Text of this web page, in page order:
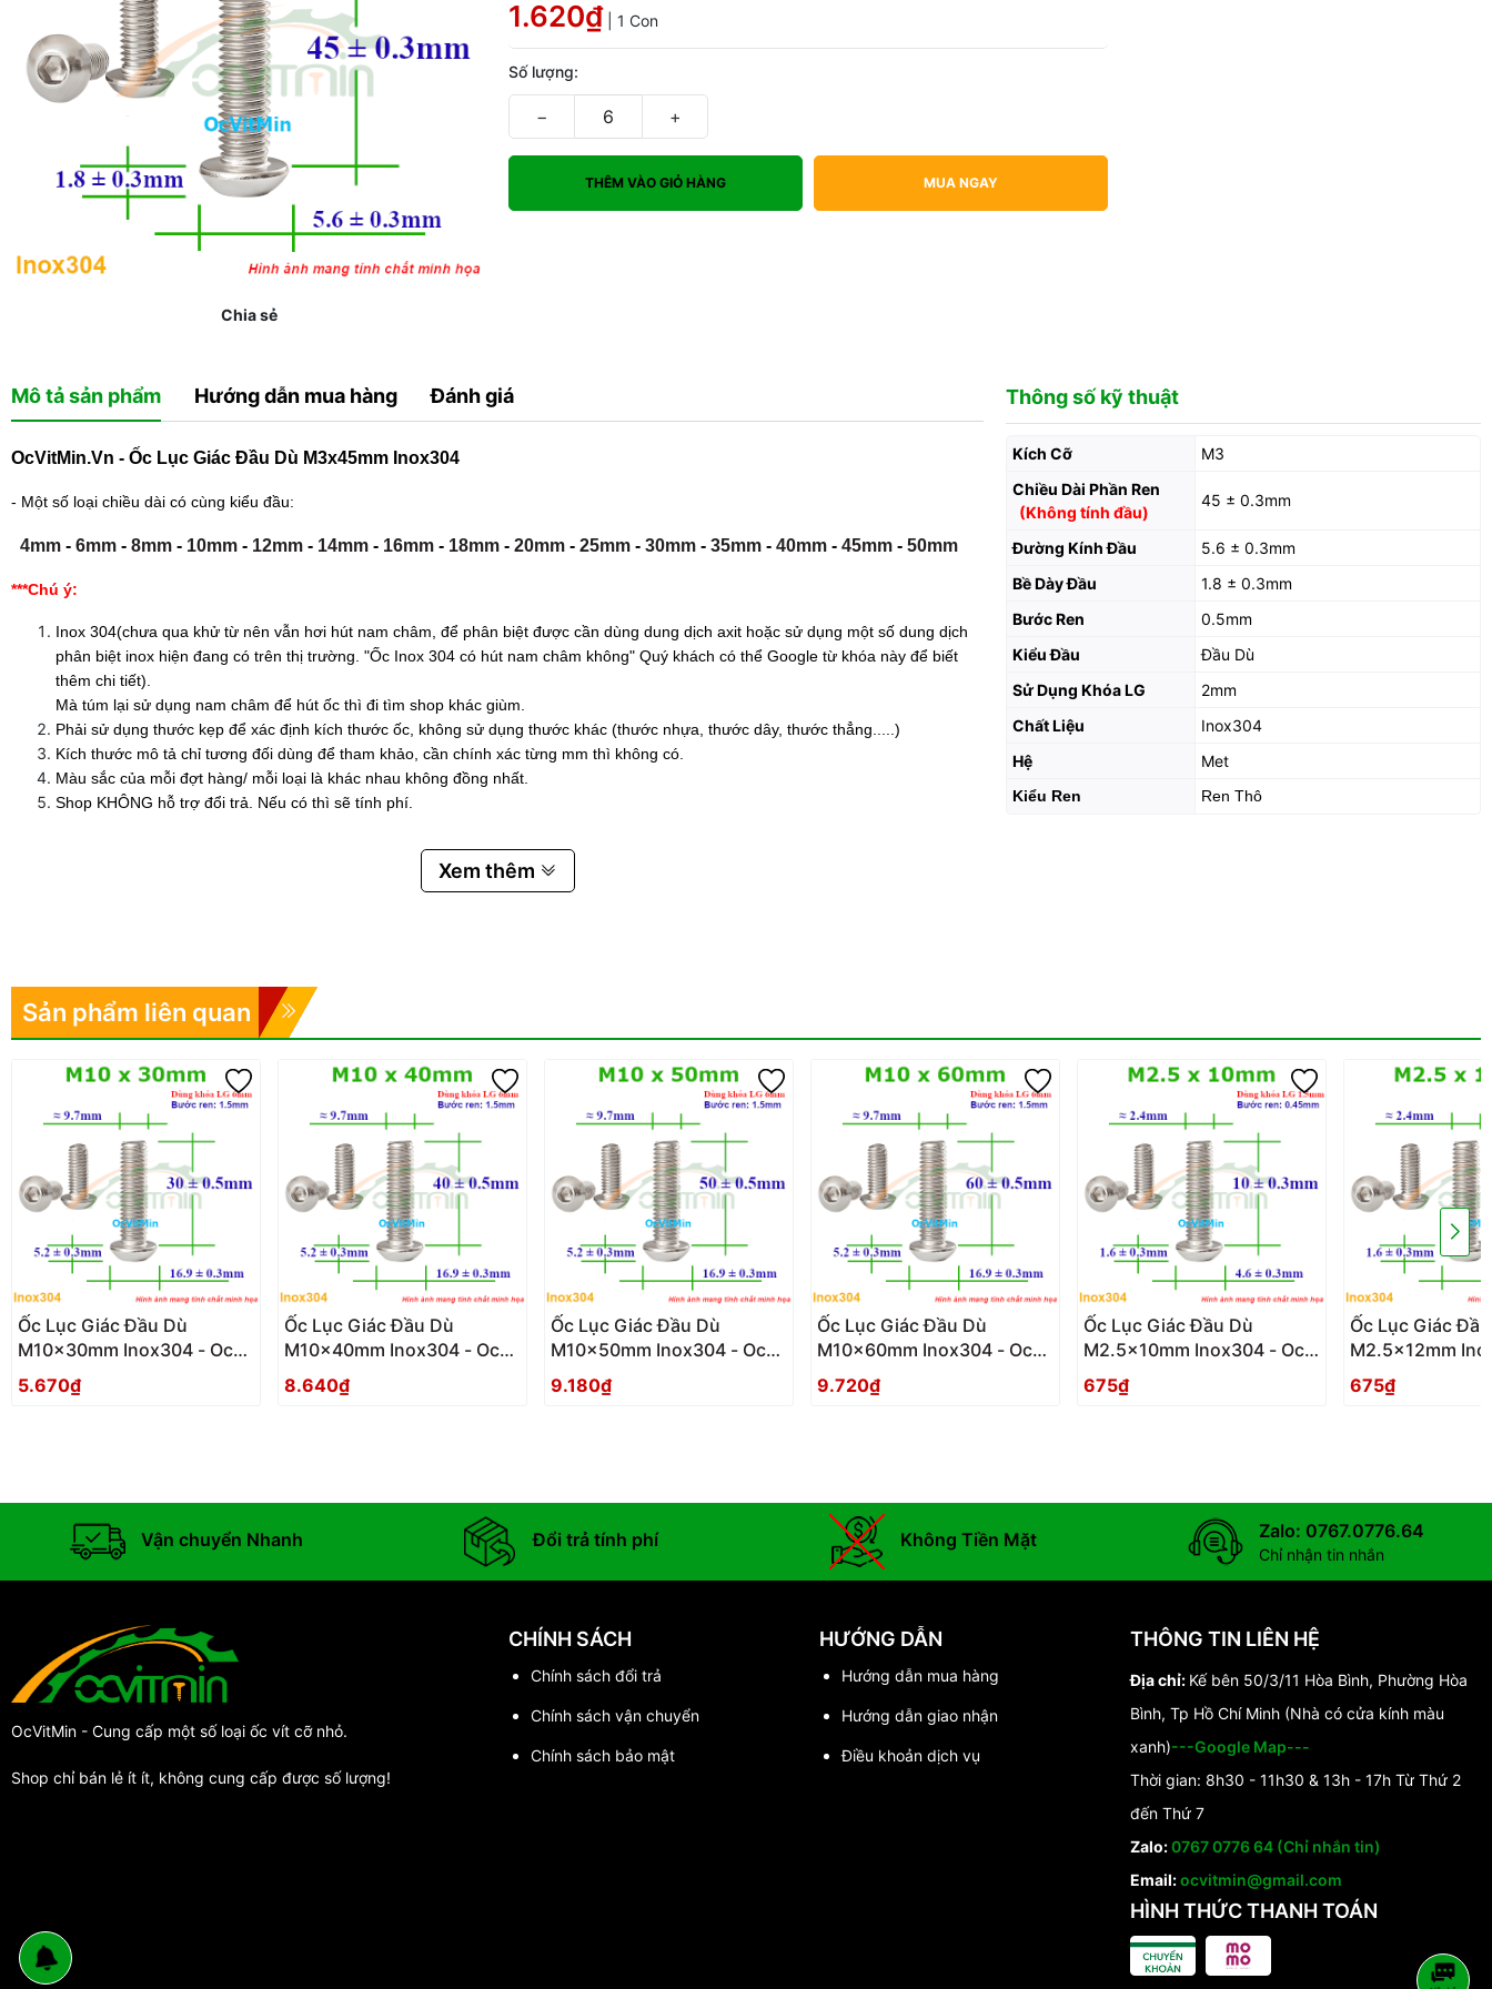
Chia sẻ
1.620₫ | 1 Con
Số lượng:
− +
THÊM VÀO GIỎ HÀNG MUA NGAY
Mô tả sản phẩm Hướng dẫn mua hàng Đánh giá
OcVitMin.Vn - Ốc Lục Giác Đầu Dù M3x45mm Inox304
- Một số loại chiều dài có cùng kiểu đầu:
4mm - 6mm - 8mm - 10mm - 12mm - 14mm - 16mm - 18mm - 20mm - 25mm - 30mm - 35mm - 40mm - 45mm - 50mm
***Chú ý:
Inox 304(chưa qua khử từ nên vẫn hơi hút nam châm, để phân biệt được cần dùng dung dịch axit hoặc sử dụng một số dung dịch
phân biệt inox hiện đang có trên thị trường. "Ốc Inox 304 có hút nam châm không" Quý khách có thể Google từ khóa này để biết
thêm chi tiết).
Mà túm lại sử dụng nam châm để hút ốc thì đi tìm shop khác giùm.
Phải sử dụng thước kẹp để xác định kích thước ốc, không sử dụng thước khác (thước nhựa, thước dây, thước thẳng.....)
Kích thước mô tả chỉ tương đối dùng để tham khảo, cần chính xác từng mm thì không có.
Màu sắc của mỗi đợt hàng/ mỗi loại là khác nhau không đồng nhất.
Shop KHÔNG hỗ trợ đổi trả. Nếu có thì sẽ tính phí.
Xem thêm
Thông số kỹ thuật
Kích Cỡ
M3
Chiều Dài Phần Ren
(Không tính đầu)
45 ± 0.3mm
Đường Kính Đầu
5.6 ± 0.3mm
Bề Dày Đầu
1.8 ± 0.3mm
Bước Ren
0.5mm
Kiểu Đầu
Đầu Dù
Sử Dụng Khóa LG
2mm
Chất Liệu
Inox304
Hệ
Met
Kiểu Ren Ren Thô
Sản phẩm liên quan
Ốc Lục Giác Đầu Dù
M10x30mm Inox304 - Oc
Luc Giac Dau Du
5.670₫
Ốc Lục Giác Đầu Dù
M10x40mm Inox304 - Oc
Luc Giac Dau Du
8.640₫
Ốc Lục Giác Đầu Dù
M10x50mm Inox304 - Oc
Luc Giac Dau Du
9.180₫
Ốc Lục Giác Đầu Dù
M10x60mm Inox304 - Oc
Luc Giac Dau Du
9.720₫
Ốc Lục Giác Đầu Dù
M2.5x10mm Inox304 - Oc
Luc Giac Dau Du
675₫
Ốc Lục Giác
M2.5x12mm
Luc Giac Dau Du
675₫
Vận chuyển Nhanh Đổi trả tính phí Không Tiền Mặt Zalo: 0767.0776.64
Chỉ nhận tin nhắn
OcVitMin - Cung cấp một số loại ốc vít cỡ nhỏ.
Shop chỉ bán lẻ ít ít, không cung cấp được số lượng!
CHÍNH SÁCH
Chính sách đổi trả
Chính sách vận chuyển
Chính sách bảo mật
HƯỚNG DẪN
Hướng dẫn mua hàng
Hướng dẫn giao nhận
Điều khoản dịch vụ
THÔNG TIN LIÊN HỆ
Địa chỉ: Kế bên 50/3/11 Hòa Bình, Phường Hòa
Bình, Tp Hồ Chí Minh (Nhà có cửa kính màu
xanh)---Google Map---
Thời gian: 8h30 - 11h30 & 13h - 17h Từ Thứ 2
đến Thứ 7
Zalo:0767 0776 64 (Chỉ nhắn tin)
Email:ocvitmin@gmail.com
HÌNH THỨC THANH TOÁN